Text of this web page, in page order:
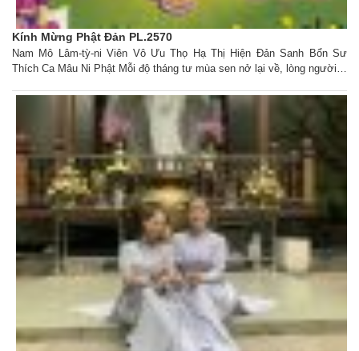
Kính Mừng Phật Đản PL.2570
Nam Mô Lâm-tỳ-ni Viên Vô Ưu Thọ Hạ Thị Hiện Đản Sanh Bổn Sư
Thích Ca Mâu Ni Phật Mỗi độ tháng tư mùa sen nở lại về, lòng người…